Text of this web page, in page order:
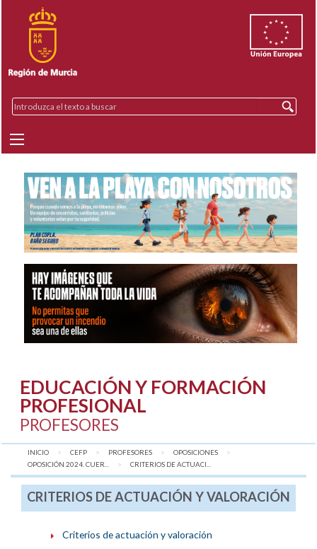
EDUCACIÓN Y FORMACIÓN
PROFESIONAL
PROFESORES
INICIO CEFP PROFESORES
OPOSICIONES
OPOSICIÓN 2024. CUER...
AQUÍ:
CRITERIOS DE ACTUACI...
CRITERIOS DE ACTUACIÓN Y VALORACIÓN
Criterios de actuación y valoración